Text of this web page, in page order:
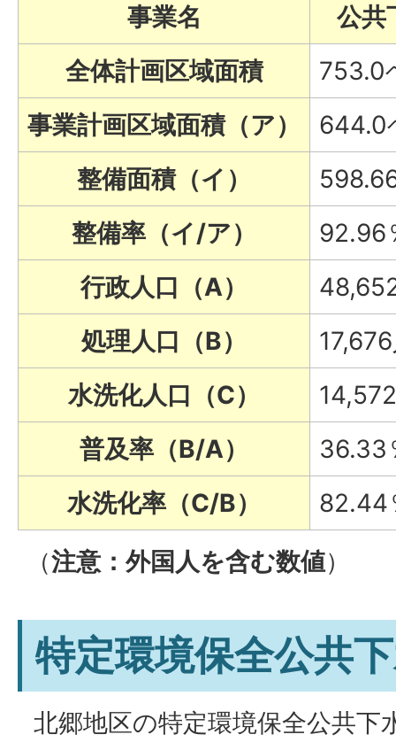
事業名
公共
全体計画区域面積
753.0
事業計画区域面積（ア）
644.0
整備面積（イ）
整備率（イ/ア）
92.96
行政人口（A）
処理人口（B）
水洗化人口（C）
普及率（B/A）
36.33
水洗化率（C/B）
82.44
（注意：外国人を含む数値）
特定環境保全公共
北郷地区の特定環境保全公共下